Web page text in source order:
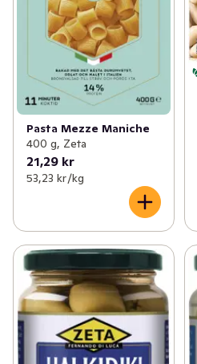
Pasta Mezze Maniche
400 g, Zeta
21,29 kr
53,23 kr /kg